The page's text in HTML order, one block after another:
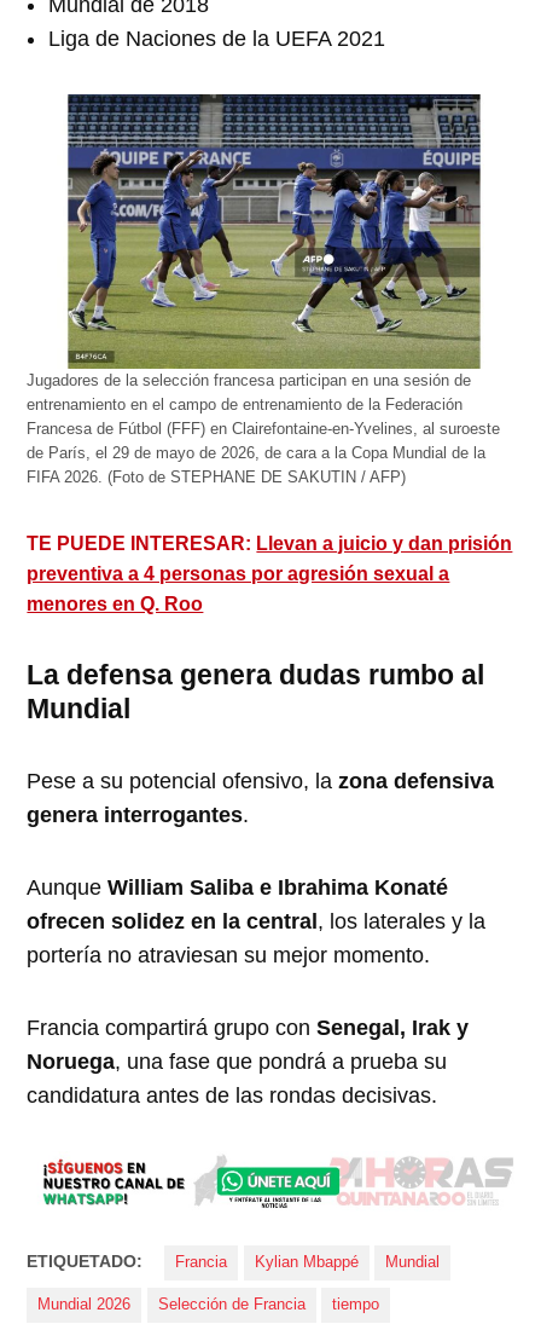
Liga de Naciones de la UEFA 2021
Jugadores de la selección francesa participan en una sesión de
entrenamiento en el campo de entrenamiento de la Federación
Francesa de Fútbol (FFF) en Clairefontaine-en-Yvelines, al suroeste
de París, el 29 de mayo de 2026, de cara a la Copa Mundial de la
FIFA 2026. (Foto de STEPHANE DE SAKUTIN / AFP)
TE PUEDE INTERESAR: Llevan a juicio y dan prisión
preventiva a 4 personas por agresión sexual a
menores en Q. Roo
La defensa genera dudas rumbo al
Mundial
Pese a su potencial ofensivo, lazona defensiva
genera interrogantes.
Aunque William Saliba e Ibrahima Konaté
ofrecen solidez en la central, los laterales y la
portería no atraviesan su mejor momento.
Francia compartirá grupo conSenegal, Irak y
Noruega, una fase que pondrá a prueba su
candidatura antes de las rondas decisivas.
ETIQUETADO: Francia Kylian Mbappé Mundial
Mundial 2026 Selección de Francia tiempo